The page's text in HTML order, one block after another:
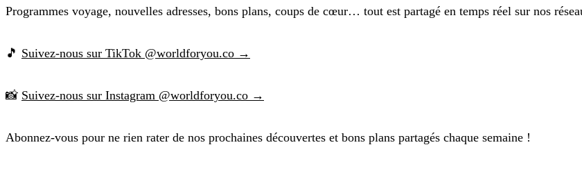
Programmes voyage, nouvelles adresses, bons plans, coups de cœur… tout est partagé en temps réel sur nos
🎵 Suivez-nous sur TikTok @worldforyou.co →
📸 Suivez-nous sur Instagram @worldforyou.co →
Abonnez-vous pour ne rien rater de nos prochaines découvertes et bons plans partagés chaque semaine !